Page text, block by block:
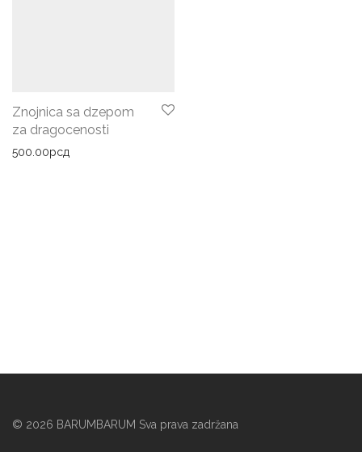
Znojnica sa dzepom
za dragocenosti
500.00рсд
© 2026 BARUMBARUM Sva prava zadržana